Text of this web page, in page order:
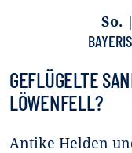
So. |
GEFLÜGELTE
LÖWENFELL?
Antike Helden